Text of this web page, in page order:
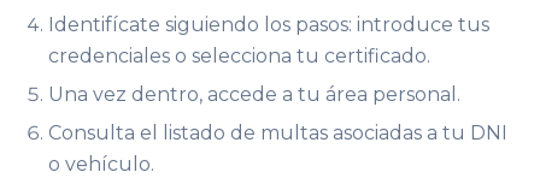
Identifícate siguiendo los pasos: introduce tus
credenciales o selecciona tu certificado.
Una vez dentro, accede a tu área personal.
Consulta el listado de multas asociadas a tu DNI
o vehículo.